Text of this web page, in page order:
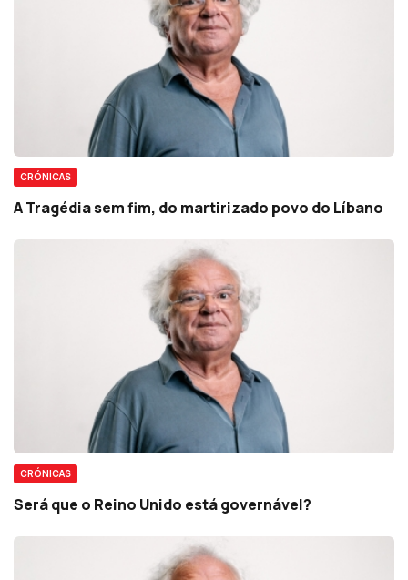
CRÓNICAS
A Tragédia sem fim, do martirizado povo do Líbano
CRÓNICAS
Será que o Reino Unido está governável?